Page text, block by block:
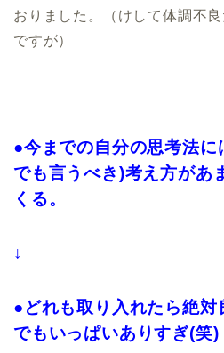
おりました。（けして体調不
ですが）
●今までの自分の思考法に
でも言うべき)考え方があ
くる。
↓
●どれも取り入れたら絶対
でもいっぱいありすぎ(笑)